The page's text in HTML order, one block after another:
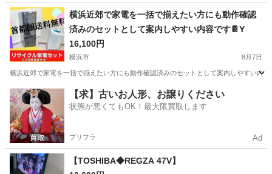
神奈川 相模原市 キッチン家電 新生活
横浜近郊で家電を一括で揃えたい方にも動作確認
済みのセットとして案内しやすい内容です📔Y
16,100円
横浜市 8月7日
横浜近郊で家電を一括で揃えたい方にも動作確認済みのセットとして案内しやすい内
神奈川 生活家電 SHARP
【求】古いお人形、お譲りください
状態が悪くてもOK！最大限買取します
プリフラ Ad
【TOSHIBA◆REGZA 47V】